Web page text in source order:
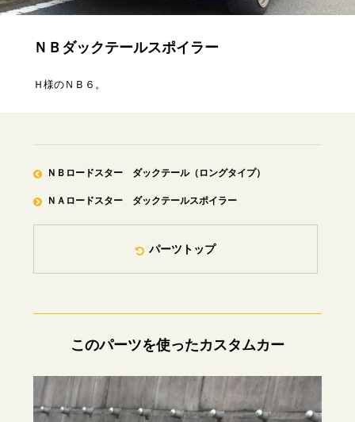
ＮＢダックテールスポイラー
Ｈ様のＮＢ６。
ＮＢロードスター ダックテール（ロングタイプ）
ＮＡロードスター ダックテールスポイラー
パーツトップ
このパーツを使ったカスタムカー